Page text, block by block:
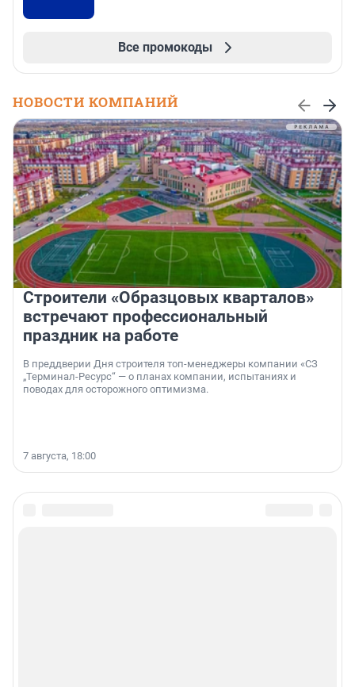
Все промокоды
НОВОСТИ КОМПАНИЙ
Строители «Образцовых кварталов»
встречают профессиональный
праздник на работе
В преддверии Дня строителя топ-менеджеры компании «СЗ
„Терминал-Ресурс“ — о планах компании, испытаниях и
поводах для осторожного оптимизма.
7 августа, 18:00